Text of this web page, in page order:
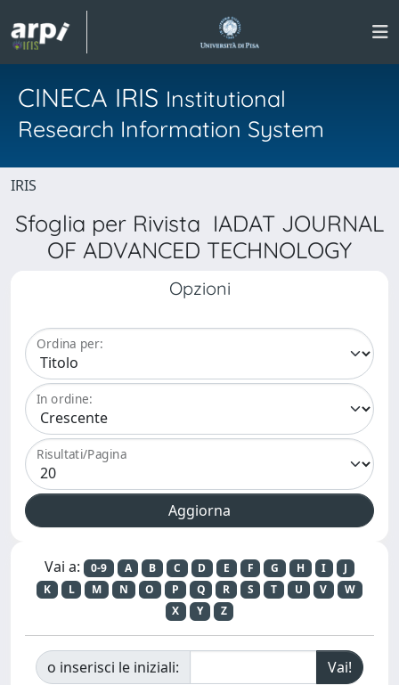
CINECA IRIS Institutional
Research Information System
IRIS
Sfoglia per Rivista IADAT JOURNAL
OF ADVANCED TECHNOLOGY
Opzioni
Ordina per:
In ordine:
Risultati/Pagina
Vai a: 0-9 A B C D E F G H I
J
K
L M N O P Q R S T U V
W
X
Y Z
o inserisci le iniziali: